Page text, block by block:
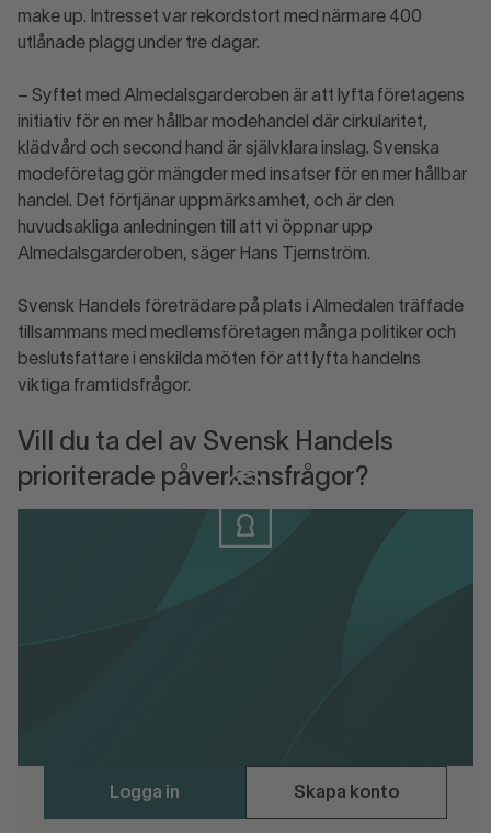
make up. Intresset var rekordstort med närmare 400
utlånade plagg under tre dagar.
– Syftet med Almedalsgarderoben är att lyfta företagens
initiativ för en mer hållbar modehandel där cirkularitet,
klädvård och second hand är självklara inslag. Svenska
modeföretag gör mängder med insatser för en mer hållbar
handel. Det förtjänar uppmärksamhet, och är den
huvudsakliga anledningen till att vi öppnar upp
Almedalsgarderoben, säger Hans Tjernström.
Svensk Handels företrädare på plats i Almedalen träffade
tillsammans med medlemsföretagen många politiker och
beslutsfattare i enskilda möten för att lyfta handelns
viktiga framtidsfrågor.
Vill du ta del av Svensk Handels
prioriterade påverkansfrågor?
Logga in Skapa konto